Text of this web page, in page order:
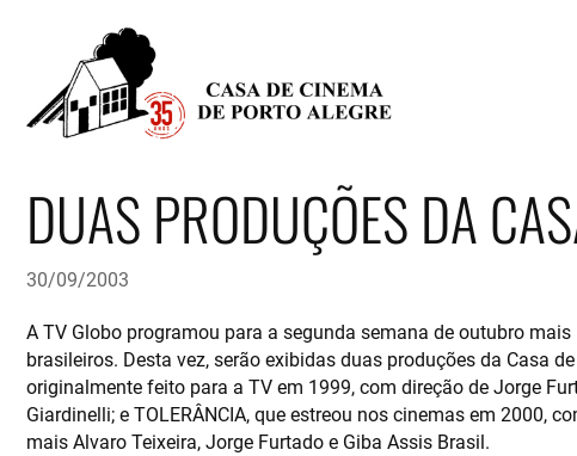
DUAS PRODUÇÕES DA
30/09/2003
A TV Globo programou para a segunda semana de outubro
brasileiros. Desta vez, serão exibidas duas produções da Casa
originalmente feito para a TV em 1999, com direção de Jorge
Giardinelli; e TOLERÂNCIA, que estreou nos cinemas em 2000,
mais Alvaro Teixeira, Jorge Furtado e Giba Assis Brasil.